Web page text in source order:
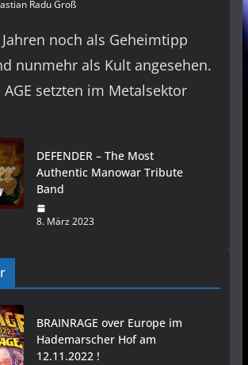
Radu Groß
noch als Geheimtipp
nunmehr als Kult angesehen.
AGE setzten im Metalsektor
DEFENDER – The Most
Authentic Manowar Tribute
Band
8. März 2023
BRAINRAGE over Europe im
Hademarscher Hof am
12.11.2022 !